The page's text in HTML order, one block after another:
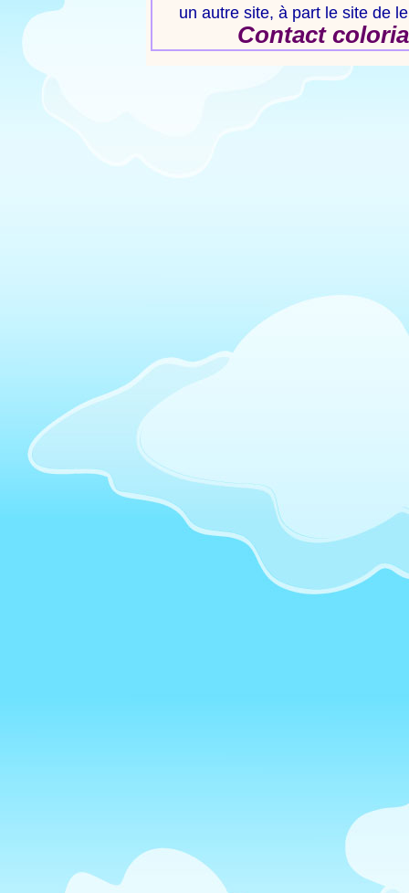
un autre site, à part le site de
Contact